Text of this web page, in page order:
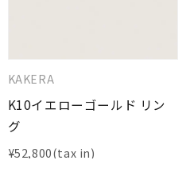
KAKERA
K10イエローゴールド リン
グ
¥52,800